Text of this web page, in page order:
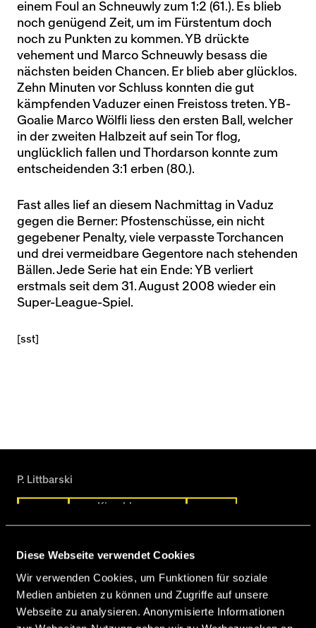
Diese Webseite verwendet Cookies
Wir verwenden Cookies, um Funktionen für soziale
Medien anbieten zu können und Zugriffe auf unsere
Webseite zu analysieren. Anonymisierte Informationen
einem Foul an Schneuwly zum 1:2 (61.). Es blieb
noch genügend Zeit, um im Fürstentum doch
noch zu Punkten zu kommen. YB drückte
vehement und Marco Schneuwly besass die
nächsten beiden Chancen. Er blieb aber glücklos.
Zehn Minuten vor Schluss konnten die gut
kämpfenden Vaduzer einen Freistoss treten. YB-
Goalie Marco Wölfli liess den ersten Ball, welcher
in der zweiten Halbzeit auf sein Tor flog,
unglücklich fallen und Thordarson konnte zum
entscheidenden 3:1 erben (80.).
Fast alles lief an diesem Nachmittag in Vaduz
gegen die Berner: Pfostenschüsse, ein nicht
gegebener Penalty, viele verpasste Torchancen
und drei vermeidbare Gegentore nach stehenden
Bällen. Jede Serie hat ein Ende: YB verliert
erstmals seit dem 31. August 2008 wieder ein
Super-League-Spiel.
[sst]
P. Littbarski
Kirschbaum
Senna
Bellon Polverino Dzombic Fejzulahi